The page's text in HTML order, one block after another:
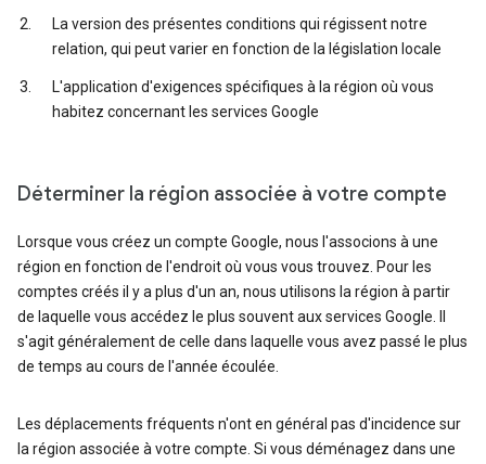
La version des présentes conditions qui régissent notre
relation, qui peut varier en fonction de la législation locale
L'application d'exigences spécifiques à la région où vous
habitez concernant les services Google
Déterminer la région associée à votre compte
Lorsque vous créez un compte Google, nous l'associons à une
région en fonction de l'endroit où vous vous trouvez. Pour les
comptes créés il y a plus d'un an, nous utilisons la région à partir
de laquelle vous accédez le plus souvent aux services Google. Il
s'agit généralement de celle dans laquelle vous avez passé le plus
de temps au cours de l'année écoulée.
Les déplacements fréquents n'ont en général pas d'incidence sur
la région associée à votre compte. Si vous déménagez dans une